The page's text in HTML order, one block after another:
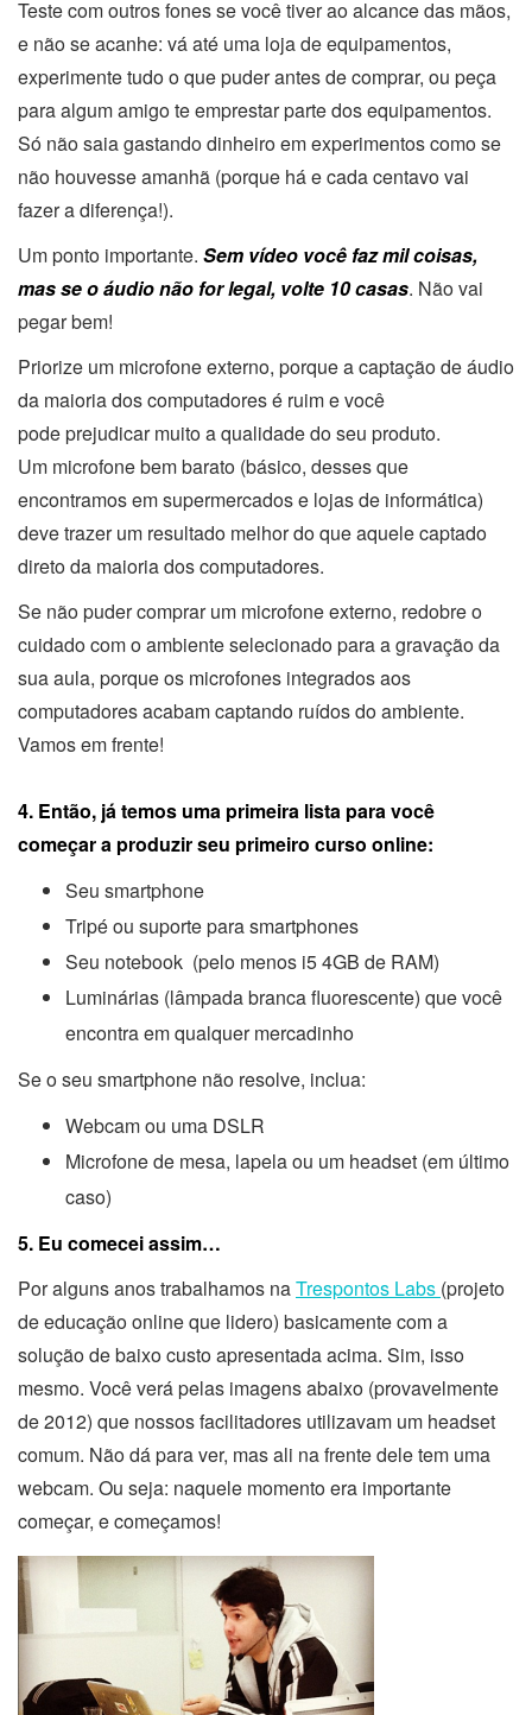
Teste com outros fones se você tiver ao alcance das mãos,
e não se acanhe: vá até uma loja de equipamentos,
experimente tudo o que puder antes de comprar, ou peça
para algum amigo te emprestar parte dos equipamentos.
Só não saia gastando dinheiro em experimentos como se
não houvesse amanhã (porque há e cada centavo vai
fazer a diferença!).
Um ponto importante. Sem vídeo você faz mil coisas,
mas se o áudio não for legal, volte 10 casas. Não vai
pegar bem!
Priorize um microfone externo, porque a captação de áudio
da maioria dos computadores é ruim e você
pode prejudicar muito a qualidade do seu produto.
Um microfone bem barato (básico, desses que
encontramos em supermercados e lojas de informática)
deve trazer um resultado melhor do que aquele captado
direto da maioria dos computadores.
Se não puder comprar um microfone externo, redobre o
cuidado com o ambiente selecionado para a gravação da
sua aula, porque os microfones integrados aos
computadores acabam captando ruídos do ambiente.
Vamos em frente!
4. Então, já temos uma primeira lista para você
começar a produzir seu primeiro curso online:
Seu smartphone
Tripé ou suporte para smartphones
Seu notebook (pelo menos i5 4GB de RAM)
Luminárias (lâmpada branca fluorescente) que você
encontra em qualquer mercadinho
Se o seu smartphone não resolve, inclua:
Webcam ou uma DSLR
Microfone de mesa, lapela ou um headset (em último
caso)
5. Eu comecei assim…
Por alguns anos trabalhamos naTrespontos Labs (projeto
de educação online que lidero) basicamente com a
solução de baixo custo apresentada acima. Sim, isso
mesmo. Você verá pelas imagens abaixo (provavelmente
de 2012) que nossos facilitadores utilizavam um headset
comum. Não dá para ver, mas ali na frente dele tem uma
webcam. Ou seja: naquele momento era importante
começar, e começamos!